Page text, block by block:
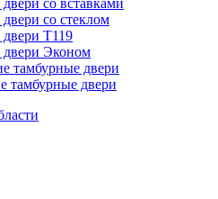
со вставками
со стеклом
Т119
Эконом
тамбурные двери
тамбурные двери